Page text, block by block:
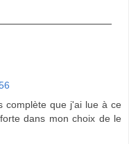
complète que j'ai lue à ce
dans mon choix de le